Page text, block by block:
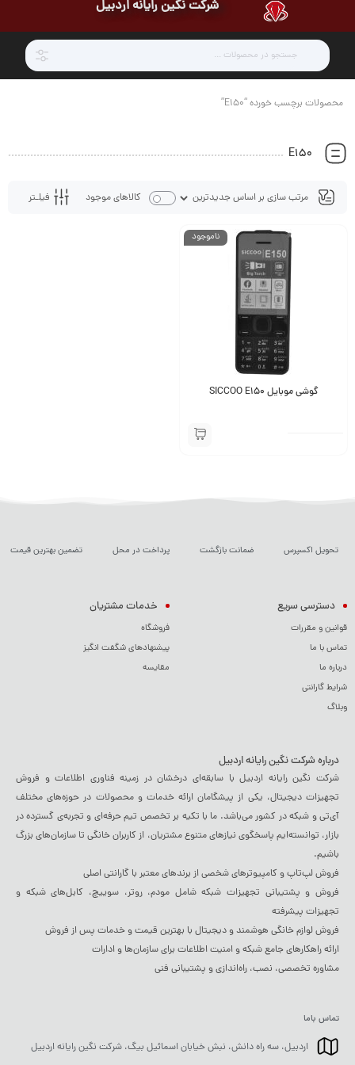
شرکت نگین رایانه اردبیل
محصولات برچسب خورده “E150”
E150
فیلـتر کالاهای موجود
ناموجود
گوشی موبایل SICCOO E150
تحویل اکسپرس ضمانت بازگشت پرداخت در محل تضمین بهترین قیمت
دسترسی سریع
قوانین و مقررات
تماس با ما
درباره ما
شرایط گارانتی
وبلاگ
خدمات مشتریان
فروشگاه
پیشنهادهای شگفت انگیز
مقایسه
درباره شرکت نگین رایانه اردبیل
شرکت نگین رایانه اردبیل با سابقه‌ای درخشان در زمینه فناوری اطلاعات و فروش
تجهیزات دیجیتال، یکی از پیشگامان ارائه خدمات و محصولات در حوزه‌های مختلف
آی‌تی و شبکه در کشور می‌باشد. ما با تکیه بر تخصص تیم حرفه‌ای و تجربه‌ی گسترده در
بازار، توانسته‌ایم پاسخگوی نیازهای متنوع مشتریان، از کاربران خانگی تا سازمان‌های بزرگ
باشیم.
فروش لپ‌تاپ و کامپیوترهای شخصی از برندهای معتبر با گارانتی اصلی
فروش و پشتیبانی تجهیزات شبکه شامل مودم، روتر، سوییچ، کابل‌های شبکه و
تجهیزات پیشرفته
فروش لوازم خانگی هوشمند و دیجیتال با بهترین قیمت و خدمات پس از فروش
ارائه راهکارهای جامع شبکه و امنیت اطلاعات برای سازمان‌ها و ادارات
مشاوره تخصصی، نصب، راه‌اندازی و پشتیبانی فنی
تماس باما
اردبیل، سه راه دانش، نبش خیابان اسمائیل بیگ، شرکت نگین رایانه اردبیل